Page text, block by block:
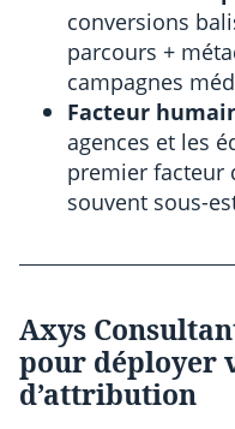
conversions
parcours +
campagnes
Facteur
agences et les
premier facteur
souvent sous-
Axys
pour déployer
d’attribution